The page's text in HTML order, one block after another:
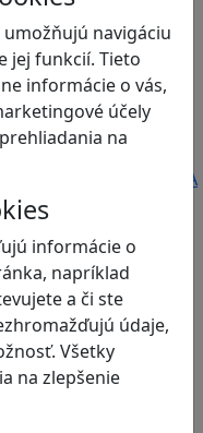
navigáciu
jej funkcií. Tieto
informácie o vás,
účely
na
informácie o
napríklad
a či ste
údaje,
Všetky
na zlepšenie
aby ste
A Wildlife
z rodiny,…